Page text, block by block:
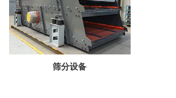
筛分设备